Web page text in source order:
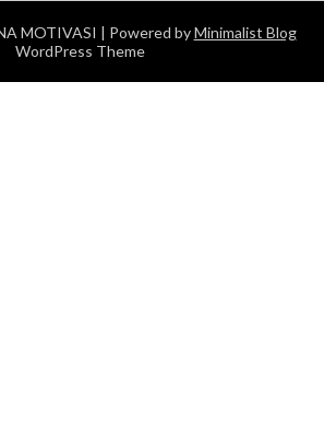
MOTIVASI | Powered byMinimalist Blog
WordPress Theme